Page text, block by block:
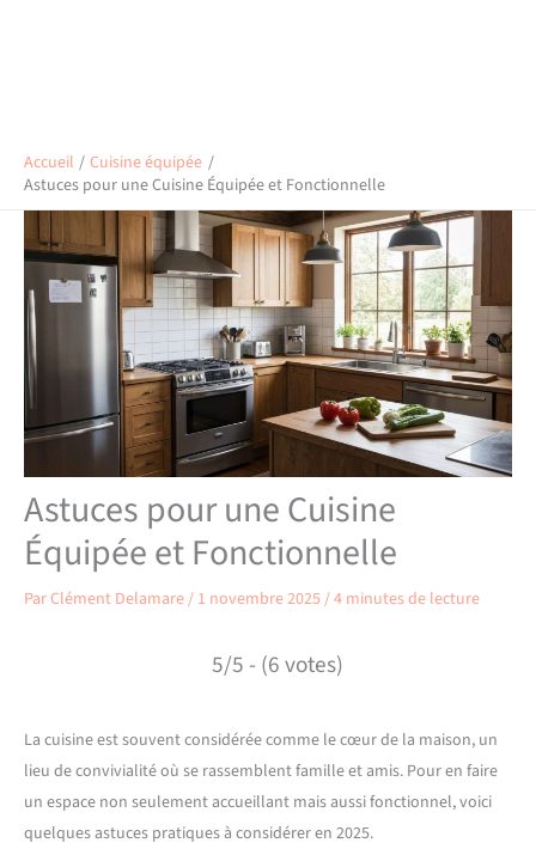
Accueil
Cuisine équipée
Astuces pour une Cuisine Équipée et Fonctionnelle
Astuces pour une Cuisine
Équipée et Fonctionnelle
ParClément Delamare/ 1 novembre 2025/4 minutes de lecture
5/5 - (6 votes)
La cuisine est souvent considérée comme le cœur de la maison, un
lieu de convivialité où se rassemblent famille et amis. Pour en faire
un espace non seulement accueillant mais aussi fonctionnel, voici
quelques astuces pratiques à considérer en 2025.